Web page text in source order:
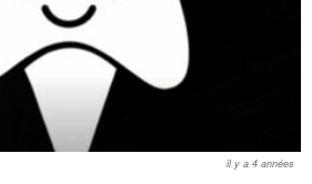
il y a 4 années